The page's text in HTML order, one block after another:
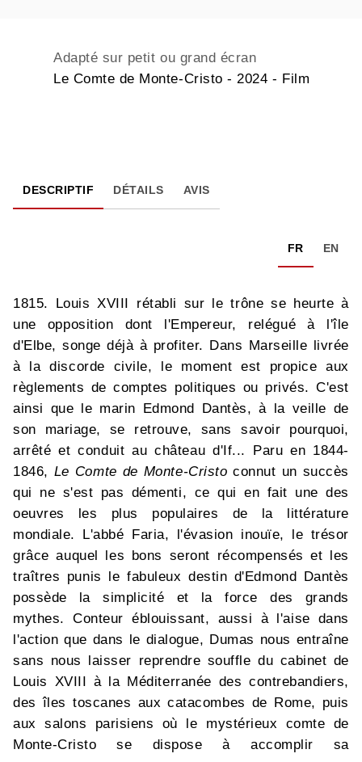
Adapté sur petit ou grand écran
Le Comte de Monte-Cristo - 2024 - Film
DESCRIPTIF DÉTAILS AVIS
FR EN
1815. Louis XVIII rétabli sur le trône se heurte à
une opposition dont l'Empereur, relégué à l'île
d'Elbe, songe déjà à profiter. Dans Marseille livrée
à la discorde civile, le moment est propice aux
règlements de comptes politiques ou privés. C'est
ainsi que le marin Edmond Dantès, à la veille de
son mariage, se retrouve, sans savoir pourquoi,
arrêté et conduit au château d'If... Paru en 1844-
1846, Le Comte de Monte-Cristo connut un succès
qui ne s'est pas démenti, ce qui en fait une des
oeuvres les plus populaires de la littérature
mondiale. L'abbé Faria, l'évasion inouïe, le trésor
grâce auquel les bons seront récompensés et les
traîtres punis le fabuleux destin d'Edmond Dantès
possède la simplicité et la force des grands
mythes. Conteur éblouissant, aussi à l'aise dans
l'action que dans le dialogue, Dumas nous entraîne
sans nous laisser reprendre souffle du cabinet de
Louis XVIII à la Méditerranée des contrebandiers,
des îles toscanes aux catacombes de Rome, puis
aux salons parisiens où le mystérieux comte de
Monte-Cristo se dispose à accomplir sa